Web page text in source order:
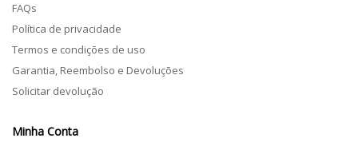
FAQs
Política de privacidade
Termos e condições de uso
Garantia, Reembolso e Devoluções
Solicitar devolução
Minha Conta